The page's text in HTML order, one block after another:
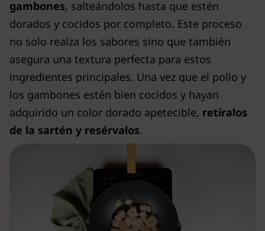
gambones, salteándolos hasta que estén
dorados y cocidos por completo. Este proceso
no solo realza los sabores sino que también
asegura una textura perfecta para estos
ingredientes principales. Una vez que el pollo y
los gambones estén bien cocidos y hayan
adquirido un color dorado apetecible, retíralos
de la sartén y resérvalos.